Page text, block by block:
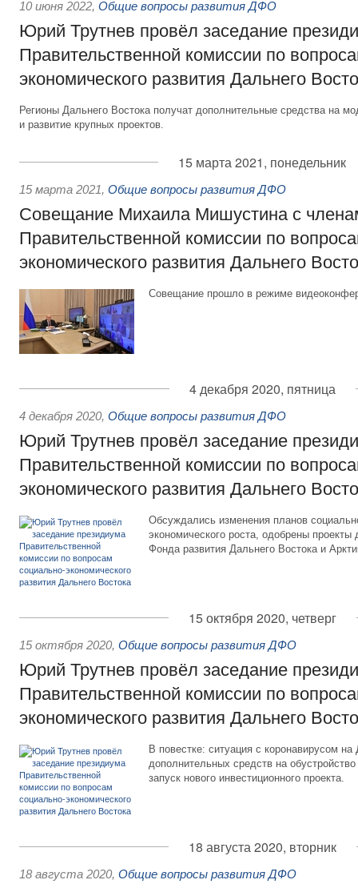
10 июня 2022, Общие вопросы развития ДФО
Юрий Трутнев провёл заседание
Правительственной комиссии по
экономического развития Дальнего
Регионы Дальнего Востока получат дополнительные средства на
и развитие крупных проектов.
15 марта 2021, понедельник
15 марта 2021, Общие вопросы развития ДФО
Совещание Михаила Мишустина с
Правительственной комиссии по
экономического развития Дальнего
Совещание прошло в режиме
4 декабря 2020, пятница
4 декабря 2020, Общие вопросы развития ДФО
Юрий Трутнев провёл заседание
Правительственной комиссии по
экономического развития Дальнего
Обсуждались изменения планов
экономического роста, одобрены
Фонда развития Дальнего Востока и
15 октября 2020, четверг
15 октября 2020, Общие вопросы развития ДФО
Юрий Трутнев провёл заседание
Правительственной комиссии по
экономического развития Дальнего
В повестке: ситуация с коронавирусом
дополнительных средств на
запуск нового инвестиционного проекта.
18 августа 2020, вторник
18 августа 2020, Общие вопросы развития ДФО